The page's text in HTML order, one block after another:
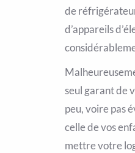
de
d’appareils
seul garant de
peu, voire pas
celle de vos
mettre votre